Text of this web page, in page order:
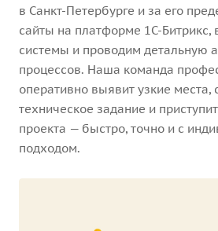
в Санкт-Петербурге и за его
сайты на платформе 1С-Битрикс,
системы и проводим детальную
процессов. Наша команда
оперативно выявит узкие места,
техническое задание и
проекта — быстро, точно и с
подходом.